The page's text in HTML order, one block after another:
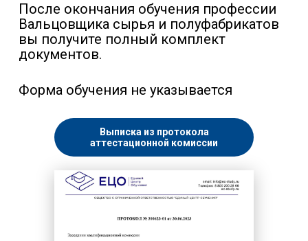
После окончания обучения профессии
Вальцовщика сырья и полуфабрикатов
вы получите полный комплект
документов.
Форма обучения не указывается
Выписка из протокола
аттестационной комиссии